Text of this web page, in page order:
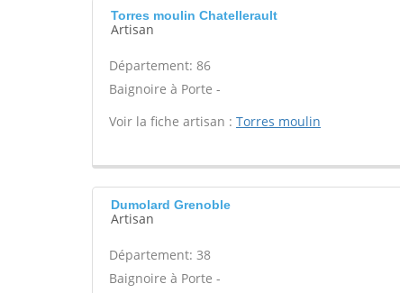
Torres moulin Chatellerault
Artisan
Département: 86
Baignoire à Porte -
Voir la fiche artisan : Torres moulin
Dumolard Grenoble
Artisan
Département: 38
Baignoire à Porte -